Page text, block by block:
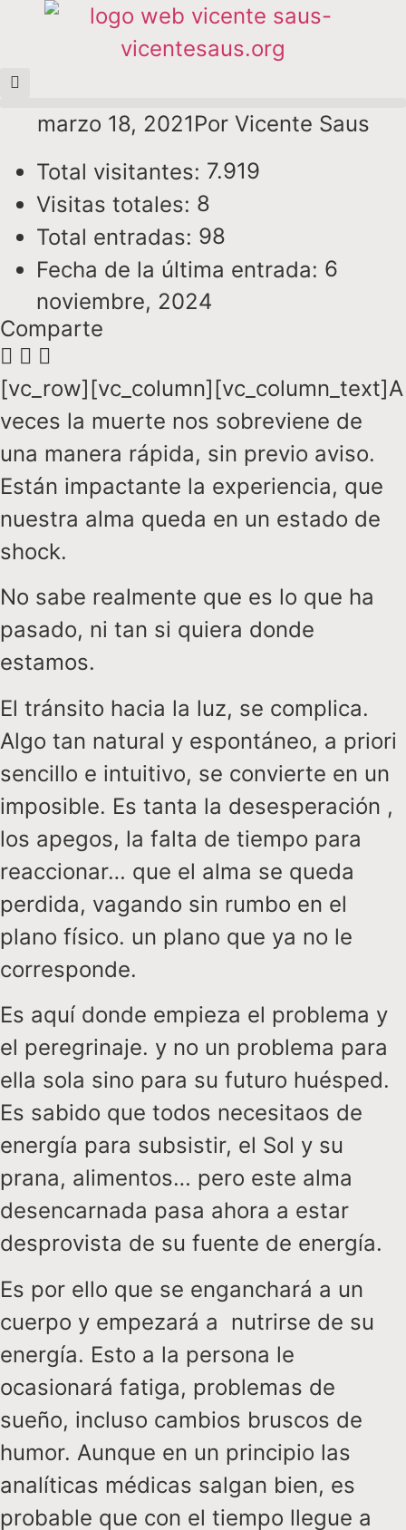
marzo 18, 2021PorVicente Saus
Total visitantes: 7.919
Visitas totales: 8
Total entradas: 98
Fecha de la última entrada: 6
noviembre, 2024
Comparte
[vc_row][vc_column][vc_column_text]A
veces la muerte nos sobreviene de
una manera rápida, sin previo aviso.
Están impactante la experiencia, que
nuestra alma queda en un estado de
shock.
No sabe realmente que es lo que ha
pasado, ni tan si quiera donde
estamos.
El tránsito hacia la luz, se complica.
Algo tan natural y espontáneo, a priori
sencillo e intuitivo, se convierte en un
imposible. Es tanta la desesperación ,
los apegos, la falta de tiempo para
reaccionar… que el alma se queda
perdida, vagando sin rumbo en el
plano físico. un plano que ya no le
corresponde.
Es aquí donde empieza el problema y
el peregrinaje. y no un problema para
ella sola sino para su futuro huésped.
Es sabido que todos necesitaos de
energía para subsistir, el Sol y su
prana, alimentos… pero este alma
desencarnada pasa ahora a estar
desprovista de su fuente de energía.
Es por ello que se enganchará a un
cuerpo y empezará a nutrirse de su
energía. Esto a la persona le
ocasionará fatiga, problemas de
sueño, incluso cambios bruscos de
humor. Aunque en un principio las
analíticas médicas salgan bien, es
probable que con el tiempo llegue a